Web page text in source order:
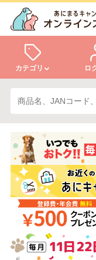
カテゴリ
犬
小動物・鳥
ドッグフード
美容・ケア用品
ロ
ログイン
会員登録
あにまるキャンパ
アフターサービス
商品リクエスト